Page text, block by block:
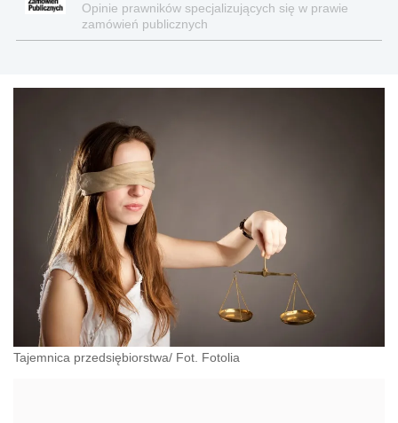
Opinie prawników specjalizujących się w prawie
zamówień publicznych
Tajemnica przedsiębiorstwa/ Fot. Fotolia